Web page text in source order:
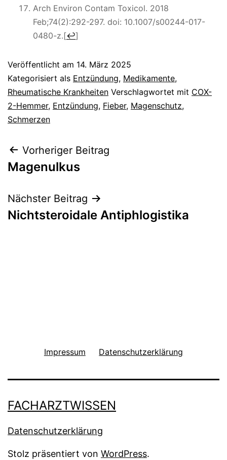
Arch Environ Contam Toxicol. 2018
Feb;74(2):292-297. doi: 10.1007/s00244-017-
0480-z.[↩]
Veröffentlicht am 14. März 2025
Kategorisiert als Entzündung, Medikamente,
Rheumatische Krankheiten Verschlagwortet mit COX-
2-Hemmer, Entzündung, Fieber, Magenschutz,
Schmerzen
Beitragsnavigation
Vorheriger Beitrag
Magenulkus
Nächster Beitrag
Nichtsteroidale Antiphlogistika
Impressum Datenschutzerklärung
FACHARZTWISSEN
Datenschutzerklärung
Stolz präsentiert von WordPress.